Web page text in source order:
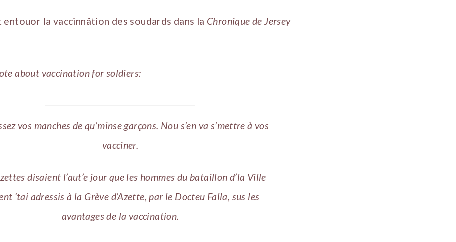
la vaccinnâtion des soudards dans la Chronique de Jersey
about vaccination for soldiers:
vos manches de qu’minse garçons. Nou s’en va s’mettre à vos
vacciner.
disaient l’aut’e jour que les hommes du bataillon d’la Ville
‘tai adressis à la Grève d’Azette, par le Docteu Falla, sus les
avantages de la vaccination.